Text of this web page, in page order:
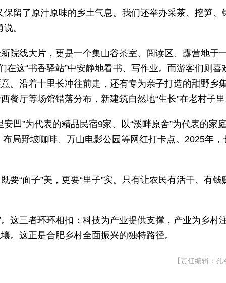
留了原汁原味的乡土气息。我们还举办采茶、挖笋、
。
院线大片，更是一个集山谷茶室、阅读区、露营地于
在这“书香驿站”中安静地看书、写作业。而游客们则喜
。沿着十里长冲往前走，还有专为亲子打造的甜野乡
餐厅等场馆错落分布，新建筑自然地“生长”在老村子
凹”为代表的精品民宿9家、以“溪畔原舍”为代表的家
局野坡咖啡、万山电影公园等网红打卡点。2025年，
要“面子”美，更要“里子”实。只有让农民有活干、有钱
。这三者环环相扣：科技为产业提供支撑，产业为乡村
。这正是合肥乡村全面振兴的独特路径。
【责任编辑：孔